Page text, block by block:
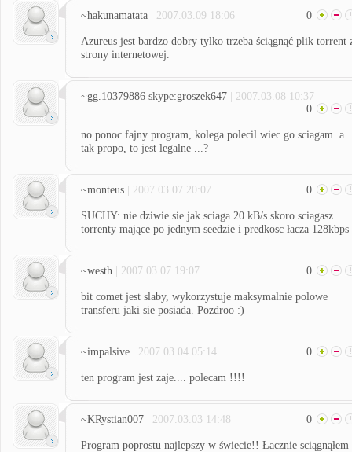
~hakunamatata | 2007.03.09 18:06 0
Azureus jest bardzo dobry tylko trzeba ściągnąć plik torrent
strony internetowej.
~gg.10379886 skype:groszek647
| 2007.03.08 10:37
0
no ponoc fajny program, kolega polecil wiec go sciagam. a
tak propo, to jest legalne ...?
~monteus | 2007.03.07 20:07 0
SUCHY: nie dziwie sie jak sciaga 20 kB/s skoro sciagasz
torrenty mające po jednym seedzie i predkosc łacza 128kbps
~westh | 2007.03.07 19:07 0
bit comet jest slaby, wykorzystuje maksymalnie polowe
transferu jaki sie posiada. Pozdroo :)
~impalsive | 2007.03.04 05:14 0
ten program jest zaje.... polecam !!!!
~KRystian007 | 2007.03.03 14:48 0
Program poprostu najlepszy w świecie!! Łacznie sciągnąłem